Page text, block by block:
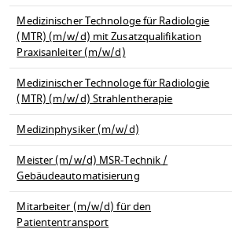
Medizinischer Technologe für Radiologie
(MTR) (m/w/d) mit Zusatzqualifikation
Praxisanleiter (m/w/d)
Medizinischer Technologe für Radiologie
(MTR) (m/w/d) Strahlentherapie
Medizinphysiker (m/w/d)
Meister (m/w/d) MSR-Technik /
Gebäudeautomatisierung
Mitarbeiter (m/w/d) für den
Patiententransport